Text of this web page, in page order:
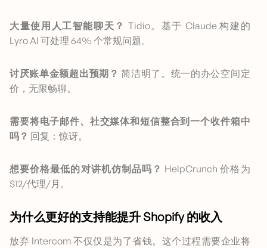
大量使用人工智能聊天？ Tidio。基于 Claude 构建的
Lyro AI 可处理 64% 个常规问题。
讨厌账单金额超出预期？ 简洁明了。统一的办公空间定
价，无限畅聊。
需要将电子邮件、社交媒体和短信整合到一个收件箱中
吗？ 回复：惊讶。
想要价格最低的对讲机仿制品吗？ HelpCrunch 价格为
$12/代理/月。
为什么更好的支持能提升 Shopify 的收入
放弃 Intercom 不仅仅是为了省钱。这个过程需要企业将